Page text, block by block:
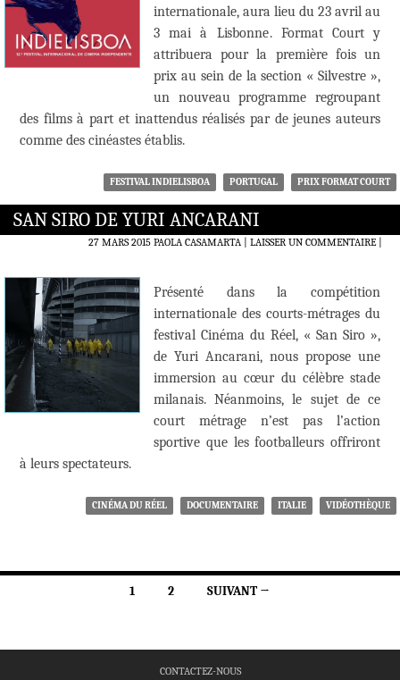
internationale, aura lieu du 23 avril au
3 mai à Lisbonne. Format Court y
attribuera pour la première fois un
prix au sein de la section « Silvestre »,
un nouveau programme regroupant
des films à part et inattendus réalisés par de jeunes auteurs
comme des cinéastes établis.
FESTIVAL INDIELISBOA PORTUGAL PRIX FORMAT COURT
SAN SIRO DE YURI ANCARANI
27 MARS 2015 PAOLA CASAMARTA LAISSER UN COMMENTAIRE|
Présenté dans la compétition
internationale des courts-métrages du
festival Cinéma du Réel, « San Siro »,
de Yuri Ancarani, nous propose une
immersion au cœur du célèbre stade
milanais. Néanmoins, le sujet de ce
court métrage n’est pas l’action
sportive que les footballeurs offriront
à leurs spectateurs.
CINÉMA DU RÉEL DOCUMENTAIRE ITALIE VIDÉOTHÈQUE
1 2 SUIVANT →
CONTACTEZ-NOUS